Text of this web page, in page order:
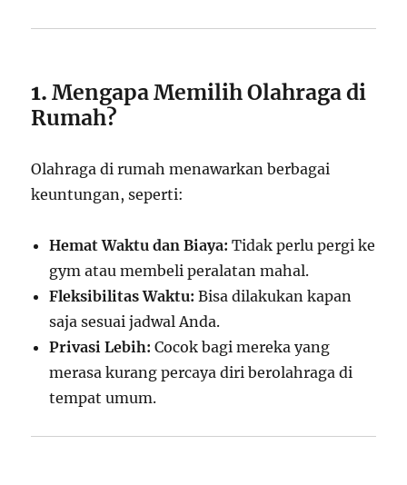
1.Mengapa Memilih Olahraga di
Rumah?
Olahraga di rumah menawarkan berbagai
keuntungan, seperti:
Hemat Waktu dan Biaya: Tidak perlu pergi ke
gym atau membeli peralatan mahal.
Fleksibilitas Waktu: Bisa dilakukan kapan
saja sesuai jadwal Anda.
Privasi Lebih: Cocok bagi mereka yang
merasa kurang percaya diri berolahraga di
tempat umum.